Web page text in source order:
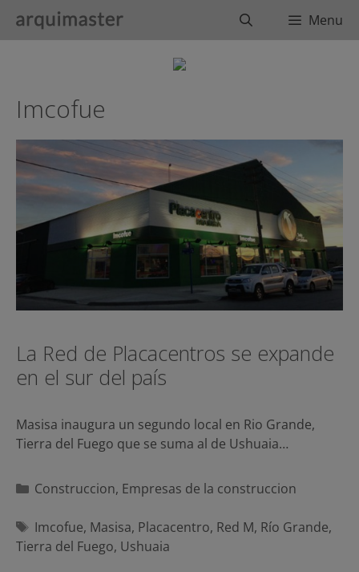
BuscarMenu
Imcofue
La Red de Placacentros se expande
en el sur del país
Masisa inaugura un segundo local en Rio Grande,
Tierra del Fuego que se suma al de Ushuaia…
Categorías
Construccion, Empresas de la construccion
Etiquetas
Imcofue, Masisa, Placacentro, Red M, Río Grande,
Tierra del Fuego, Ushuaia